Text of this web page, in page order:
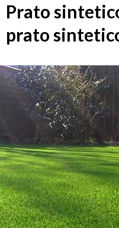
Prato
prato